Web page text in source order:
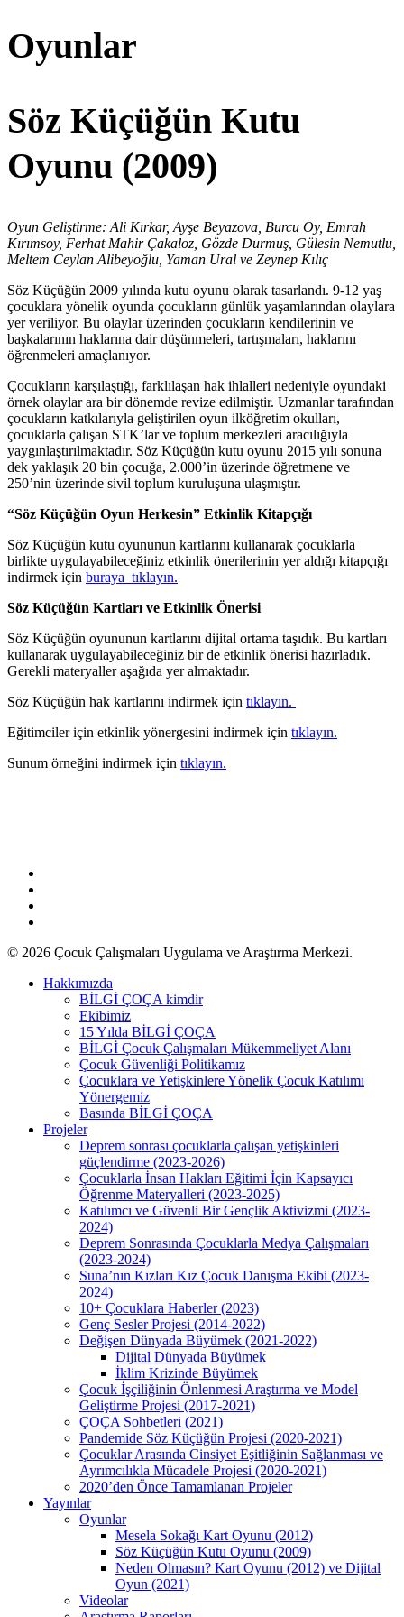
Oyunlar
Söz Küçüğün Kutu
Oyunu (2009)
Oyun Geliştirme: Ali Kırkar, Ayşe Beyazova, Burcu Oy, Emrah
Kırımsoy, Ferhat Mahir Çakaloz, Gözde Durmuş, Gülesin Nemutlu,
Meltem Ceylan Alibeyoğlu, Yaman Ural ve Zeynep Kılıç
Söz Küçüğün 2009 yılında kutu oyunu olarak tasarlandı. 9-12 yaş
çocuklara yönelik oyunda çocukların günlük yaşamlarından olaylara
yer veriliyor. Bu olaylar üzerinden çocukların kendilerinin ve
başkalarının haklarına dair düşünmeleri, tartışmaları, haklarını
öğrenmeleri amaçlanıyor.
Çocukların karşılaştığı, farklılaşan hak ihlalleri nedeniyle oyundaki
örnek olaylar ara bir dönemde revize edilmiştir. Uzmanlar tarafından
çocukların katkılarıyla geliştirilen oyun ilköğretim okulları,
çocuklarla çalışan STK’lar ve toplum merkezleri aracılığıyla
yaygınlaştırılmaktadır. Söz Küçüğün kutu oyunu 2015 yılı sonuna
dek yaklaşık 20 bin çocuğa, 2.000’in üzerinde öğretmene ve
250’nin üzerinde sivil toplum kuruluşuna ulaşmıştır.
“Söz Küçüğün Oyun Herkesin” Etkinlik Kitapçığı
Söz Küçüğün kutu oyununun kartlarını kullanarak çocuklarla
birlikte uygulayabileceğiniz etkinlik önerilerinin yer aldığı kitapçığı
indirmek için buraya tıklayın.
Söz Küçüğün Kartları ve Etkinlik Önerisi
Söz Küçüğün oyununun kartlarını dijital ortama taşıdık. Bu kartları
kullanarak uygulayabileceğiniz bir de etkinlik önerisi hazırladık.
Gerekli materyaller aşağıda yer almaktadır.
Söz Küçüğün hak kartlarını indirmek için tıklayın.
Eğitimciler için etkinlik yönergesini indirmek için tıklayın.
Sunum örneğini indirmek için tıklayın.
© 2026 Çocuk Çalışmaları Uygulama ve Araştırma Merkezi.
Close
Hakkımızda
BİLGİ ÇOÇA kimdir
Ekibimiz
15 Yılda BİLGİ ÇOÇA
BİLGİ Çocuk Çalışmaları Mükemmeliyet Alanı
Çocuk Güvenliği Politikamız
Çocuklara ve Yetişkinlere Yönelik Çocuk Katılımı
Yönergemiz
Basında BİLGİ ÇOÇA
Projeler
Deprem sonrası çocuklarla çalışan yetişkinleri
güçlendirme (2023-2026)
Çocuklarla İnsan Hakları Eğitimi İçin Kapsayıcı
Öğrenme Materyalleri (2023-2025)
Katılımcı ve Güvenli Bir Gençlik Aktivizmi (2023-
2024)
Deprem Sonrasında Çocuklarla Medya Çalışmaları
(2023-2024)
Suna’nın Kızları Kız Çocuk Danışma Ekibi (2023-
2024)
10+ Çocuklara Haberler (2023)
Genç Sesler Projesi (2014-2022)
Değişen Dünyada Büyümek (2021-2022)
Dijital Dünyada Büyümek
İklim Krizinde Büyümek
Çocuk İşçiliğinin Önlenmesi Araştırma ve Model
Geliştirme Projesi (2017-2021)
ÇOÇA Sohbetleri (2021)
Pandemide Söz Küçüğün Projesi (2020-2021)
Çocuklar Arasında Cinsiyet Eşitliğinin Sağlanması ve
Ayrımcılıkla Mücadele Projesi (2020-2021)
2020’den Önce Tamamlanan Projeler
Yayınlar
Oyunlar
Mesela Sokağı Kart Oyunu (2012)
Söz Küçüğün Kutu Oyunu (2009)
Neden Olmasın? Kart Oyunu (2012) ve Dijital
Oyun (2021)
Videolar